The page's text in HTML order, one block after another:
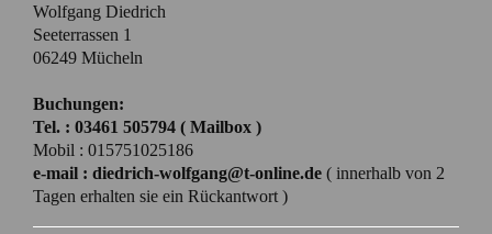
Wolfgang Diedrich
Seeterrassen 1
06249 Mücheln
Buchungen:
Tel. : 03461 505794 ( Mailbox )
Mobil : 015751025186
e-mail : diedrich-wolfgang@t-online.de ( innerhalb von 2
Tagen erhalten sie ein Rückantwort )